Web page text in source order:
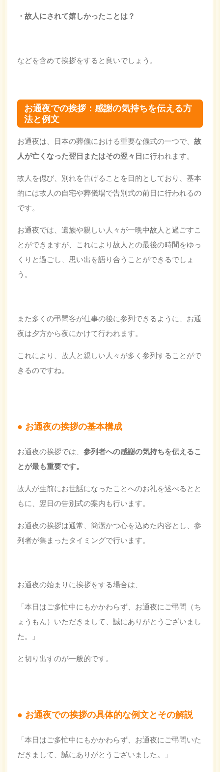
・故人にされて嬉しかったことは？
などを含めて挨拶をすると良いでしょう。
お通夜での挨拶：感謝の気持ちを伝える方
法と例文
お通夜は、日本の葬儀における重要な儀式の一つで、 故
人が亡くなった翌日またはその翌々日に行われます。
故人を偲び、別れを告げることを目的としており、基本
的には故人の自宅や葬儀場で告別式の前日に行われるの
です。
お通夜では、遺族や親しい人々が一晩中故人と過ごすこ
とができますが、これにより故人との最後の時間をゆっ
くりと過ごし、思い出を語り合うことができるでしょ
う。
また多くの弔問客が仕事の後に参列できるように、お通
夜は夕方から夜にかけて行われます。
これにより、故人と親しい人々が多く参列することがで
きるのですね。
お通夜の挨拶の基本構成
お通夜の挨拶では、 参列者への感謝の気持ちを伝えるこ
とが最も重要です。
故人が生前にお世話になったことへのお礼を述べるとと
もに、翌日の告別式の案内も行います。
お通夜の挨拶は通常、簡潔かつ心を込めた内容とし、参
列者が集まったタイミングで行います。
お通夜の始まりに挨拶をする場合は、
「本日はご多忙中にもかかわらず、お通夜にご弔問（ち
ょうもん）いただきまして、誠にありがとうございまし
た。」
と切り出すのが一般的です。
お通夜での挨拶の具体的な例文とその解説
「本日はご多忙中にもかかわらず、お通夜にご弔問いた
だきまして、誠にありがとうございました。」